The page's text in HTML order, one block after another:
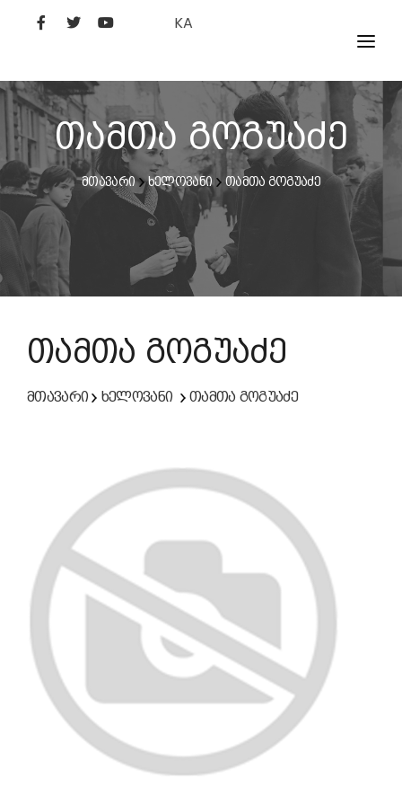
KA
ᲤᲘᲚᲛᲔᲑᲘ
ᲮᲔᲚᲝᲕᲐᲜᲘ
ᲙᲘᲜᲝᲡᲢᲣᲓᲘᲐ
ᲙᲘᲜᲝᲐᲙᲐᲓᲔᲛᲘᲐ
თამთა გოგუაძე
მთავარი ხელოვანი თამთა გოგუაძე
თამთა გოგუაძე
მთავარი ხელოვანი თამთა გოგუაძე